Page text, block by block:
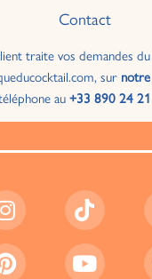
Contact
traite vos demandes
sur
au+33 890 24